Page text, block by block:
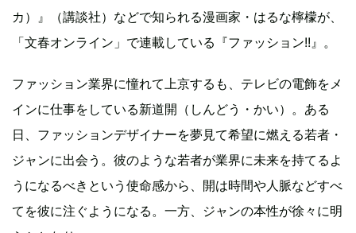
カ）』（講談社）などで知られる漫画家・はるな檸檬が、
「文春オンライン」で連載している『ファッション!!』。
ファッション業界に憧れて上京するも、テレビの電飾をメ
インに仕事をしている新道開（しんどう・かい）。ある
日、ファッションデザイナーを夢見て希望に燃える若者・
ジャンに出会う。彼のような若者が業界に未来を持てるよ
うになるべきという使命感から、開は時間や人脈などすべ
てを彼に注ぐようになる。一方、ジャンの本性が徐々に明